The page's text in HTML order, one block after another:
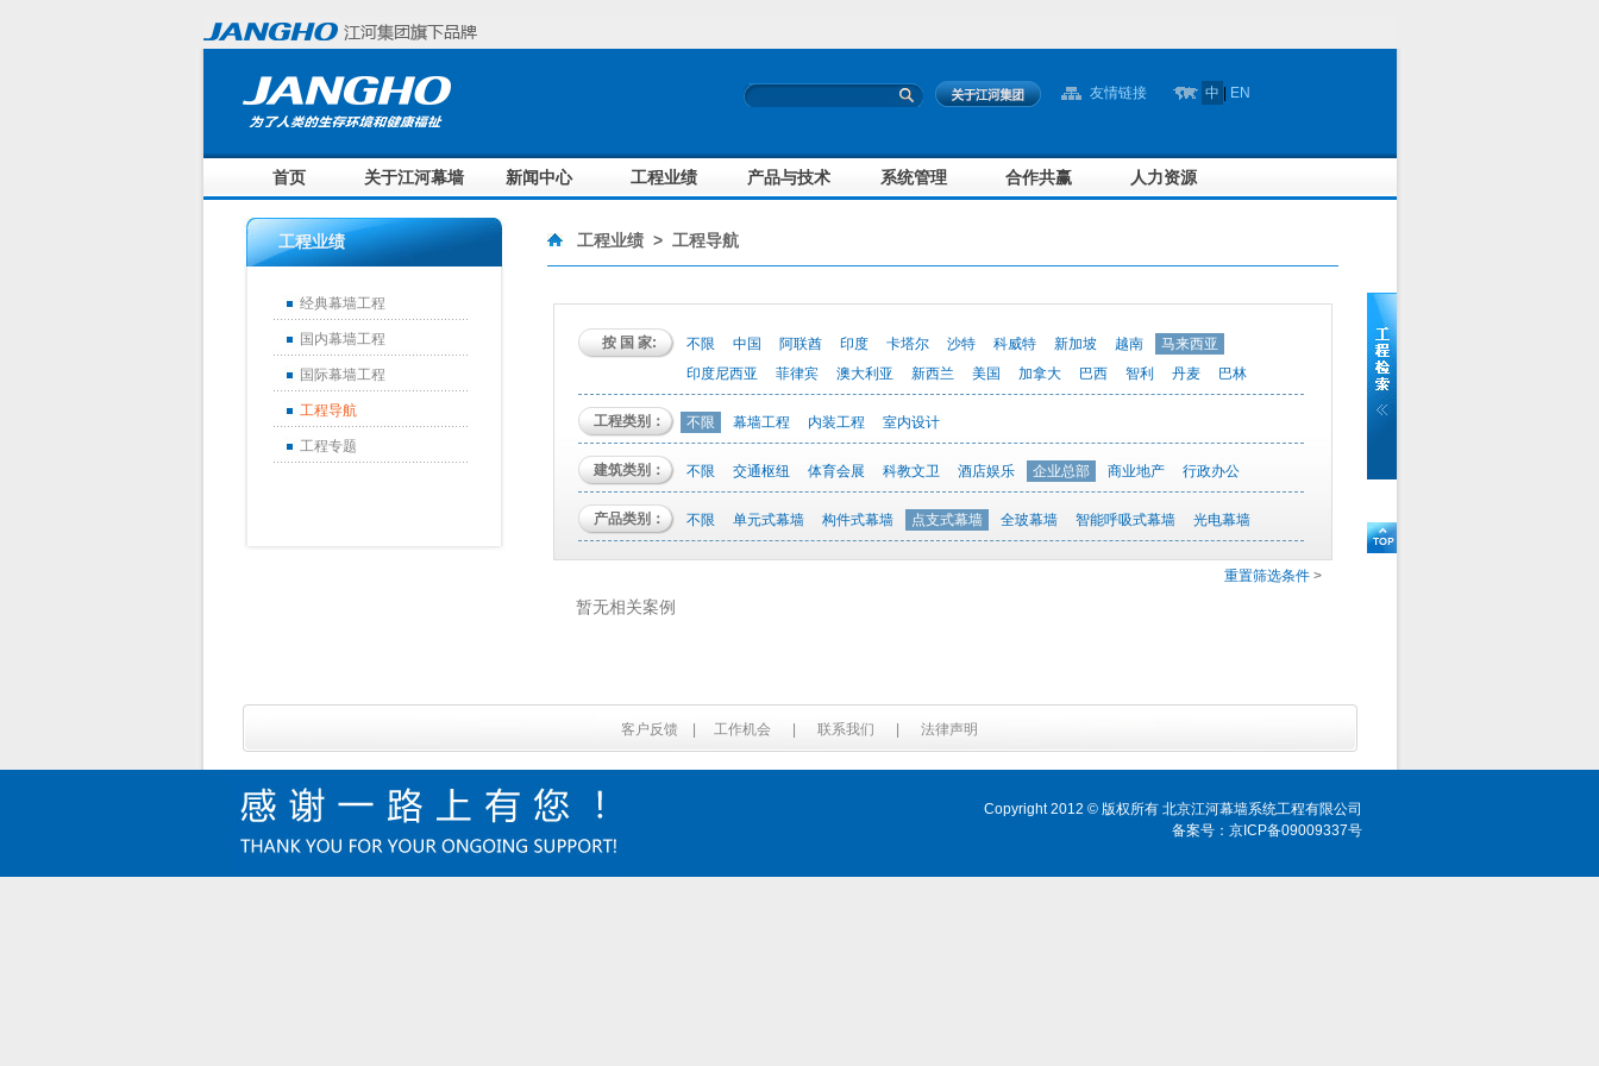
友情链接 中 EN
首页 关于江河幕墙 新闻中心 工程业绩 产品与技术 系统管理 合作共赢 人力资源
工程业绩
经典幕墙工程
国内幕墙工程
国际幕墙工程
工程导航
工程专题
工程业绩> 工程导航
按 国 家: 不限 中国 阿联酋 印度 卡塔尔 沙特 科威特 新加坡 越南
马来西亚
印度尼西亚
菲律宾 澳大利亚 新西兰 美国 加拿大 巴西 智利 丹麦 巴林
工程类别： 不限 幕墙工程 内装工程 室内设计
建筑类别： 不限 交通枢纽 体育会展 科教文卫 酒店娱乐 企业总部 商业地产 行政办公
产品类别： 不限 单元式幕墙 构件式幕墙 点支式幕墙 全玻幕墙 智能呼吸式幕墙 光电幕墙
重置筛选条件>
暂无相关案例
客户反馈 工作机会 联系我们 法律声明
Copyright 2012 © 版权所有 北京江河幕墙系统工程有限公司
备案号：京ICP备09009337号